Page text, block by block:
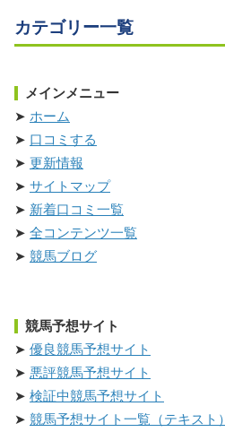
カテゴリー一覧
メインメニュー
ホーム
口コミする
更新情報
サイトマップ
新着口コミ一覧
全コンテンツ一覧
競馬ブログ
競馬予想サイト
優良競馬予想サイト
悪評競馬予想サイト
検証中競馬予想サイト
競馬予想サイト一覧（テキスト）